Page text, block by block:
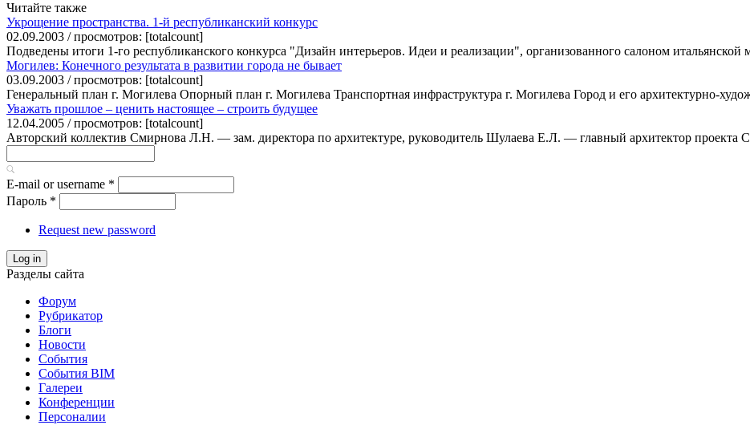
Читайте также
Укрощение пространства. 1-й республиканский конкурс
02.09.2003 / просмотров: [totalcount]
Подведены итоги 1-го республиканского конкурса "Дизайн интерьеров. Идеи и реализации", организованного салоном итальянской
Могилев: Конечного результата в развитии города не бывает
03.09.2003 / просмотров: [totalcount]
Генеральный план г. Могилева Опорный план г. Могилева Транспортная инфраструктура г. Могилева Город и его архитектурно-
Уважать прошлое – ценить настоящее – строить будущее
12.04.2005 / просмотров: [totalcount]
Авторский коллектив Смирнова Л.Н. — зам. директора по архитектуре, руководитель Шулаева Е.Л. — главный архитектор проекта
E-mail or username *
Пароль *
Request new password
Log in
Разделы сайта
Форум
Рубрикатор
Блоги
Новости
События
События BIM
Галереи
Конференции
Персоналии